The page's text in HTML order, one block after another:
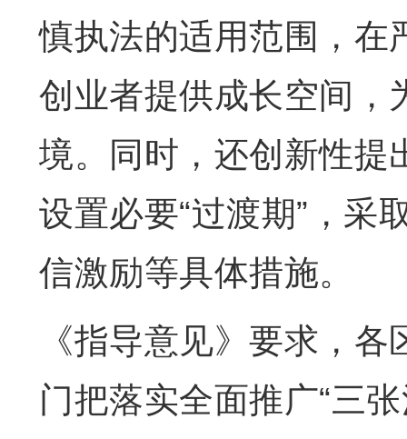
慎执法的适用范围，在
创业者提供成长空间，
境。同时，还创新性提
设置必要“过渡期”，采
信激励等具体措施。
《指导意见》要求，
门把落实全面推广“三